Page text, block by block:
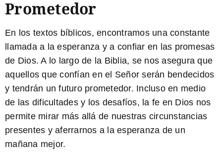
Prometedor
En los textos bíblicos, encontramos una constante
llamada a la esperanza y a confiar en las promesas
de Dios. A lo largo de la Biblia, se nos asegura que
aquellos que confían en el Señor serán bendecidos
y tendrán un futuro prometedor. Incluso en medio
de las dificultades y los desafíos, la fe en Dios nos
permite mirar más allá de nuestras circunstancias
presentes y aferrarnos a la esperanza de un
mañana mejor.